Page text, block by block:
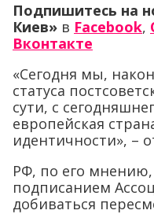
Подпишитесь на
Киев» в Facebook,
Вконтакте
«Сегодня мы,
статуса
сути, с
европейская
идентичности», –
РФ, по его мнению,
подписанием
добиваться